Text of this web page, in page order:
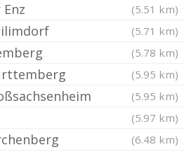
(5.51 km)
(5.71 km)
(5.78 km)
(5.95 km)
(5.95 km)
(5.97 km)
(6.48 km)